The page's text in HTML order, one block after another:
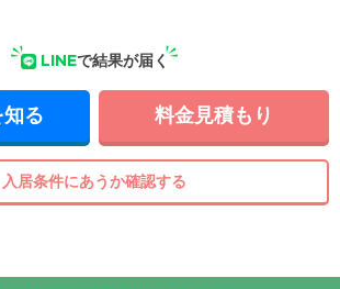
LINEで結果が届く
る 料金見積もり
入居条件にあうか確認する